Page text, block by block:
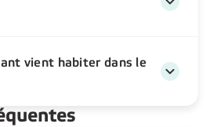
vient habiter dans le